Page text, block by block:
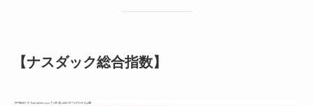
【ナスダック総合指数】